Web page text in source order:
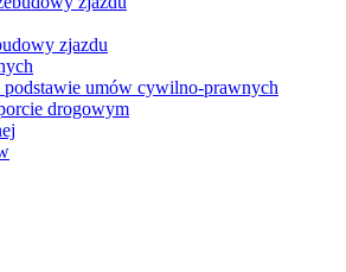
zjazdu
umów cywilno-prawnych
drogowym